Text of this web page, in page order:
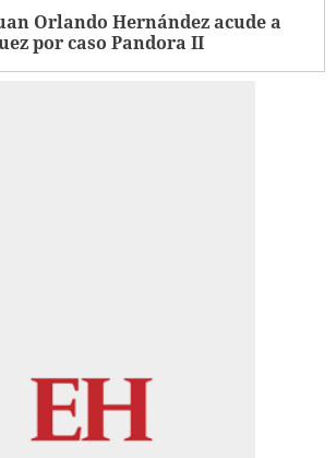
Orlando Hernández acude a
por caso Pandora II